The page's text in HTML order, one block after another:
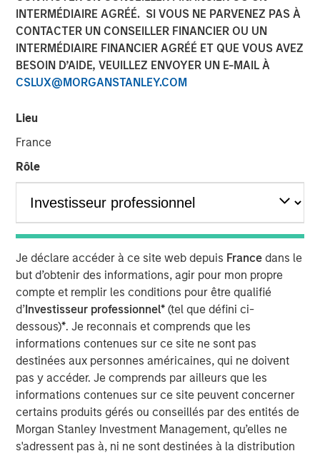
INTERMÉDIAIRE AGRÉÉ. SI VOUS NE PARVENEZ PAS À
CONTACTER UN CONSEILLER FINANCIER OU UN
INTERMÉDIAIRE FINANCIER AGRÉÉ ET QUE VOUS AVEZ
BESOIN D’AIDE, VEUILLEZ ENVOYER UN E-MAIL À
CSLUX@MORGANSTANLEY.COM
Lieu
France
Rôle
Je déclare accéder à ce site web depuis France dans le
but d’obtenir des informations, agir pour mon propre
compte et remplir les conditions pour être qualifié
d’Investisseur professionnel*(tel que défini ci-
dessous)*. Je reconnais et comprends que les
informations contenues sur ce site ne sont pas
destinées aux personnes américaines, qui ne doivent
pas y accéder. Je comprends par ailleurs que les
informations contenues sur ce site peuvent concerner
certains produits gérés ou conseillés par des entités de
Morgan Stanley Investment Management, qu’elles ne
s'adressent pas à, ni ne sont destinées à la distribution
Rebalance
25 JUIN 2025
The Author
Managing Director
After the dominance of U.S. equity markets for the past 15
years, it is time to rebalance portfolios. As global
leadership rotates, Jitania Kandhari, Deputy CIO of the
Solutions and Multi-Asset Group, explains the framework
needed for an international allocation and what investors
should consider owning.
Download Big Picture – "The International
Rebalance"
Équipe Actions Marchés Émergents